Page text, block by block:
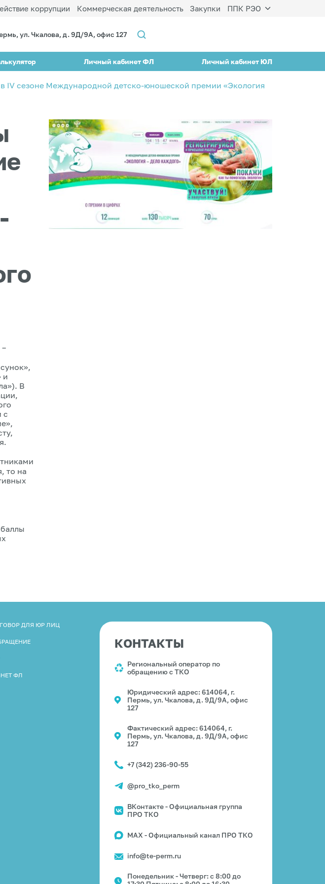
коррупции Коммерческая деятельность Закупки ППК РЭО
ул. Чкалова, д. 9Д/9А, офис 127
Личный кабинет ФЛ Личный кабинет ЮЛ
в IV сезоне Международной детско-юношеской премии «Экология
и
В
с
то на
ДЛЯ ЮР ЛИЦ
ФЛ
КОНТАКТЫ
Региональный оператор по
обращению с ТКО
Юридический адрес: 614064, г.
Пермь, ул. Чкалова, д. 9Д/9А, офис
127
Фактический адрес: 614064, г.
Пермь, ул. Чкалова, д. 9Д/9А, офис
127
+7 (342) 236-90-55
@pro_tko_perm
ВКонтакте - Официальная группа
ПРО ТКО
MAX - Официальный канал ПРО ТКО
info@te-perm.ru
Понедельник - Четверг: с 8:00 до